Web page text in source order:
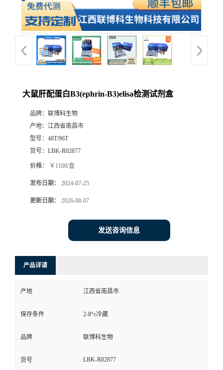
大鼠肝配蛋白B3(ephrin-B3)elisa检测试剂盒
品牌： 联博科生物
产地： 江西省南昌市
型号： 48T/96T
货号： LBK-R02877
价格： ￥1100/盒
发布日期： 2024-07-25
更新日期： 2026-08-07
发送咨询信息
产品详请
产地 江西省南昌市
保存条件 2-8°c冷藏
品牌 联博科生物
货号 LBK-R02877